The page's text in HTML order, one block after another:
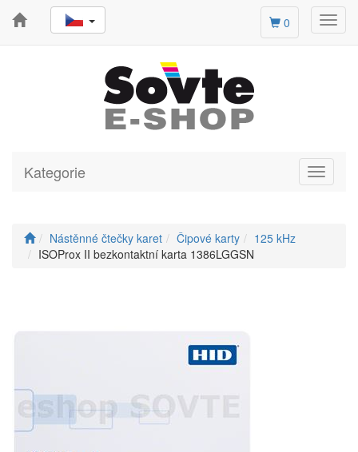
0
Toggle
Kategorie
Nástěnné čtečky karet Čipové karty
125 kHz
ISOProx II bezkontaktní karta 1386LGGSN